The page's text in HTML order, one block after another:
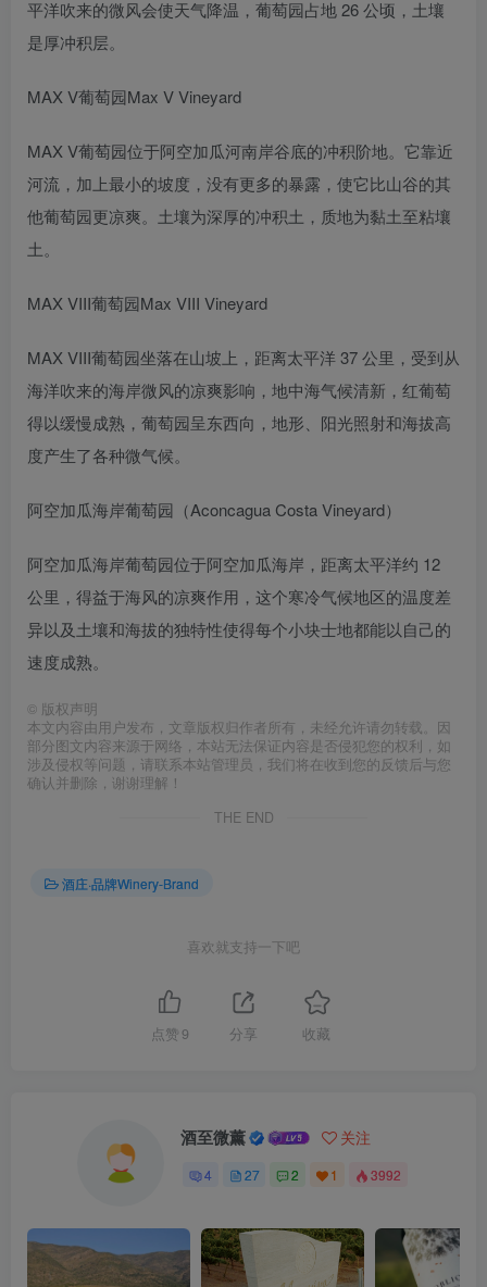
平洋吹来的微风会使天气降温，葡萄园占地 26 公顷，土壤
是厚冲积层。
MAX V葡萄园Max V Vineyard
MAX V葡萄园位于阿空加瓜河南岸谷底的冲积阶地。它靠近
河流，加上最小的坡度，没有更多的暴露，使它比山谷的其
他葡萄园更凉爽。土壤为深厚的冲积土，质地为黏土至粘壤
土。
MAX VIII葡萄园Max VIII Vineyard
MAX VIII葡萄园坐落在山坡上，距离太平洋 37 公里，受到从
海洋吹来的海岸微风的凉爽影响，地中海气候清新，红葡萄
得以缓慢成熟，葡萄园呈东西向，地形、阳光照射和海拔高
度产生了各种微气候。
阿空加瓜海岸葡萄园（Aconcagua Costa Vineyard）
阿空加瓜海岸葡萄园位于阿空加瓜海岸，距离太平洋约 12
公里，得益于海风的凉爽作用，这个寒冷气候地区的温度差
异以及土壤和海拔的独特性使得每个小块士地都能以自己的
速度成熟。
© 版权声明
本文内容由用户发布，文章版权归作者所有，未经允许请勿转载。因
部分图文内容来源于网络，本站无法保证内容是否侵犯您的权利，如
涉及侵权等问题，请联系本站管理员，我们将在收到您的反馈后与您
确认并删除，谢谢理解！
THE END
酒庄·品牌Winery-Brand
喜欢就支持一下吧
点赞 9 分享 收藏
酒至微薰 关注
4 27 2 1 3992